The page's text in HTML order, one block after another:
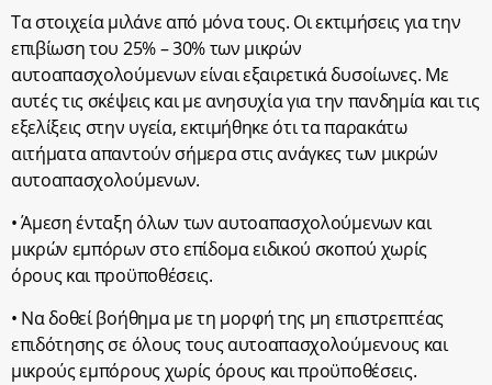
Τα στοιχεία μιλάνε από μόνα τους. Οι εκτιμήσεις για την
επιβίωση του 25% – 30% των μικρών
αυτοαπασχολούμενων είναι εξαιρετικά δυσοίωνες. Με
αυτές τις σκέψεις και με ανησυχία για την πανδημία και τις
εξελίξεις στην υγεία, εκτιμήθηκε ότι τα παρακάτω
αιτήματα απαντούν σήμερα στις ανάγκες των μικρών
αυτοαπασχολούμενων.
• Άμεση ένταξη όλων των αυτοαπασχολούμενων και
μικρών εμπόρων στο επίδομα ειδικού σκοπού χωρίς
όρους και προϋποθέσεις.
• Να δοθεί βοήθημα με τη μορφή της μη επιστρεπτέας
επιδότησης σε όλους τους αυτοαπασχολούμενους και
μικρούς εμπόρους χωρίς όρους και προϋποθέσεις.